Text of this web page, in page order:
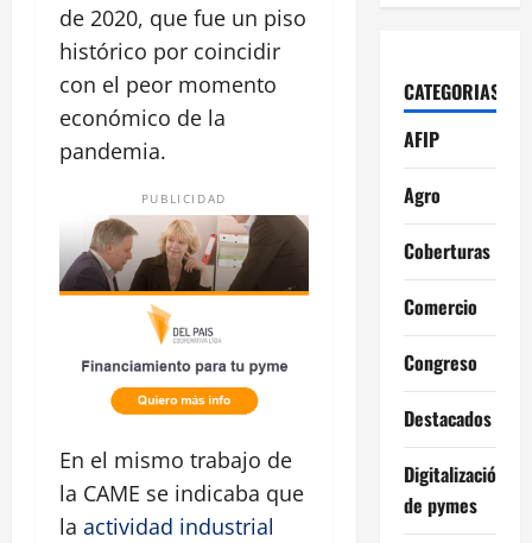
de 2020, que fue un piso
histórico por coincidir
con el peor momento
económico de la
pandemia.
PUBLICIDAD
En el mismo trabajo de
la CAME se indicaba que
la actividad industrial
CATEGORIAS
AFIP
Agro
Coberturas
Comercio
Congreso
Destacados
Digitalización
de pymes